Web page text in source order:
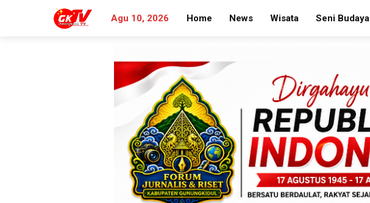
Agu 10, 2026 Home News Wisata Seni Budaya
Search
for: